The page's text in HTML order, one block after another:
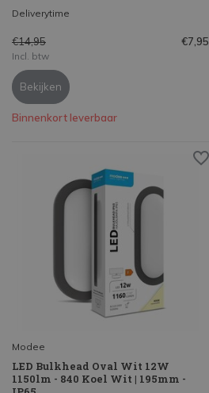
Deliverytime
€14,95 €7,95
Incl. btw
Bekijken
Binnenkort leverbaar
Modee
LED Bulkhead Oval Wit 12W
1150lm - 840 Koel Wit | 195mm -